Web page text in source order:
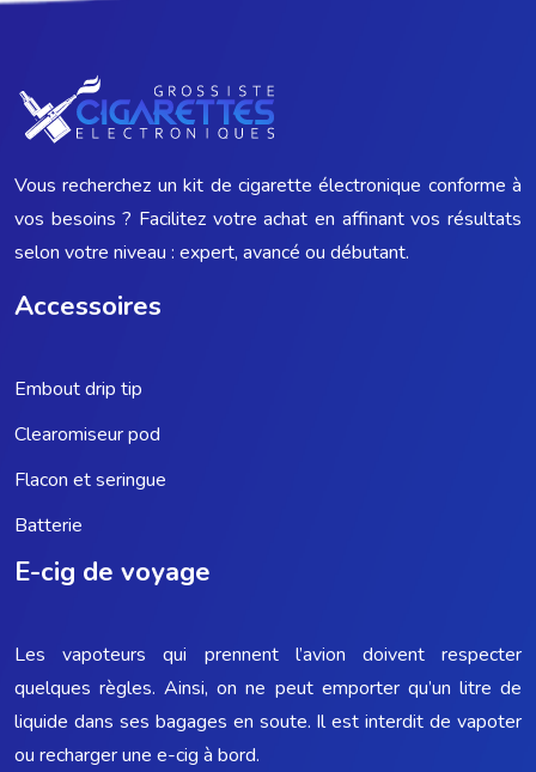
Vous recherchez un kit de cigarette électronique conforme à
vos besoins ? Facilitez votre achat en affinant vos résultats
selon votre niveau : expert, avancé ou débutant.
Accessoires
Embout drip tip
Clearomiseur pod
Flacon et seringue
Batterie
E-cig de voyage
Les vapoteurs qui prennent l’avion doivent respecter
quelques règles. Ainsi, on ne peut emporter qu’un litre de
liquide dans ses bagages en soute. Il est interdit de vapoter
ou recharger une e-cig à bord.